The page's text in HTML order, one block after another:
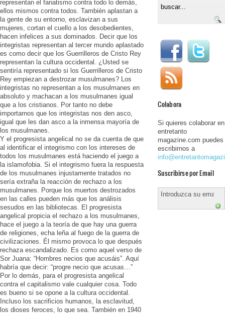
representan el fanatismo contra todo lo demás,
ellos mismos contra todos. También aplastan a
la gente de su entorno, esclavizan a sus
mujeres, cortan el cuello a los desobedientes,
hacen infelices a sus dominados. Decir que los
integristas representan al tercer mundo aplastado
es como decir que los Guerrilleros de Cristo Rey
representan la cultura occidental. ¿Usted se
sentiría representado si los Guerrilleros de Cristo
Rey empiezan a destrozar musulmanes? Los
integristas no representan a los musulmanes en
absoluto y machacan a los musulmanes igual
que a los cristianos. Por tanto no debe
importarnos que los integristas nos den asco,
igual que les dan asco a la inmensa mayoría de
los musulmanes.
Y el progresista angelical no se da cuenta de que
al identificar el integrismo con los intereses de
todos los musulmanes está haciendo el juego a
la islamofobia. Si el integrismo fuera la respuesta
de los musulmanes injustamente tratados no
sería extraña la reacción de rechazo a los
musulmanes. Porque los muertos destrozados
en las calles pueden más que los análisis
sesudos en las bibliotecas. El progresista
angelical propicia el rechazo a los musulmanes,
hace el juego a la teoría de que hay una guerra
de religiones, echa leña al fuego de la guerra de
civilizaciones. Él mismo provoca lo que después
rechaza escandalizado. Es como aquel verso de
Sor Juana: “Hombres necios que acusáis”. Aquí
habría que decir: “progre necio que acusas…”
Por lo demás, para el progresista angelical
contra el capitalismo vale cualquier cosa. Todo
es bueno si se opone a la cultura occidental.
Incluso los sacrificios humanos, la esclavitud,
los dioses feroces, lo que sea. También en 1940
Colabora
Si quieres colaborar en
entretanto
magazine.com puedes
escribirnos a
Suscribirse por Email